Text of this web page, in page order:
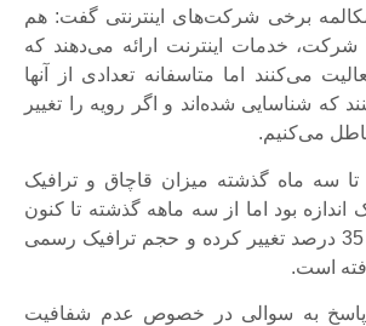
برخی شرکت‌های اینترنتی گفت: هم
اکنون بیش از 700 شرکت، خدمات اینترنت ارائه می‌دهند که
می‌کنند اما متاسفانه تعدادی از آنها
که شناسایی شده‌اند و اگر رویه را تغییر
می‌کنیم.
سه ماه گذشته میزان قاچاق و ترافیک
بود اما از سه ماهه گذشته تا کنون
این نسبت از 65 به 35 درصد تغییر کرده و حجم ترافیک رسمی
پاسخ به سوالی در خصوص عدم شفافیت